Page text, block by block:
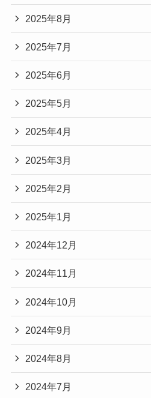
2025年8月
2025年7月
2025年6月
2025年5月
2025年4月
2025年3月
2025年2月
2025年1月
2024年12月
2024年11月
2024年10月
2024年9月
2024年8月
2024年7月